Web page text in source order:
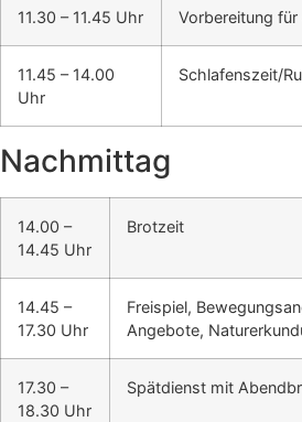
11.30 – 11.45 Uhr Vorbereitung
11.45 – 14.00
Uhr
Schlafenszeit/
Nachmittag
14.00 –
14.45 Uhr
Brotzeit
14.45 –
17.30 Uhr
Freispiel,
Angebote,
17.30 –
18.30 Uhr
Spätdienst mit